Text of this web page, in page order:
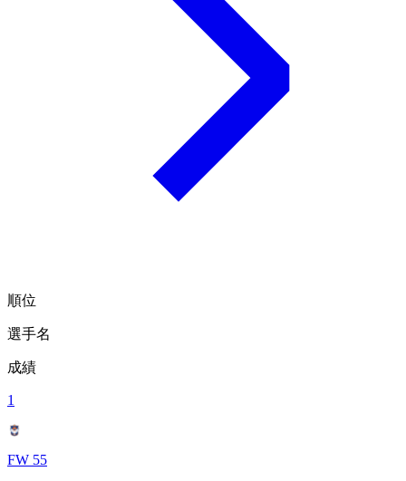
順位
選手名
成績
1
FW 55